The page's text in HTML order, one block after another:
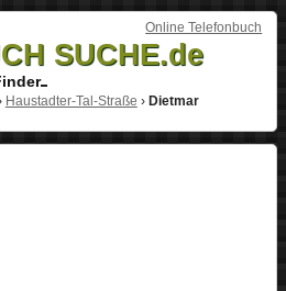
Online Telefonbuch
SUCHE.de
Haustadter-Tal-Straße › Dietmar